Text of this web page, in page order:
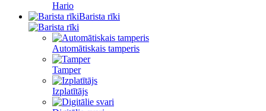
Hario
Barista rīki
Automātiskais tamperis
Tamper
Izplatītājs